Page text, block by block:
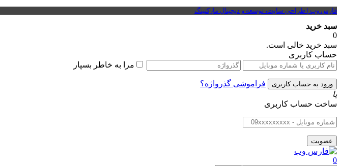
فارس وب | طراحی سایت، توسعه و دیجیتال مارکتینگ
سبد خرید
0
سبد خرید خالی است.
حساب کاربری
مرا به خاطر بسپار
فراموشی گذرواژه؟
یا
ساخت حساب کاربری
0